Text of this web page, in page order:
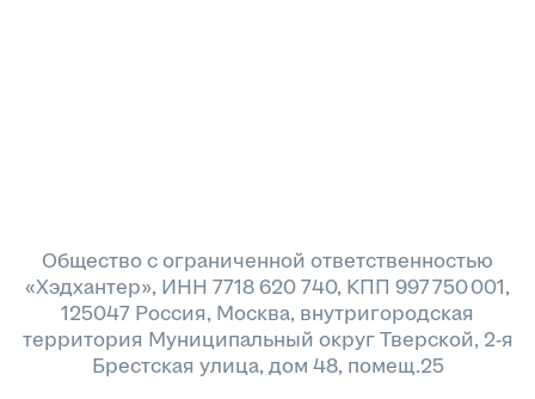
Общество с ограниченной ответственностью
«Хэдхантер», ИНН 7718 620 740, КПП 997 750 001,
125047 Россия, Москва, внутригородская
территория Муниципальный округ Тверской, 2-я
Брестская улица, дом 48, помещ.25